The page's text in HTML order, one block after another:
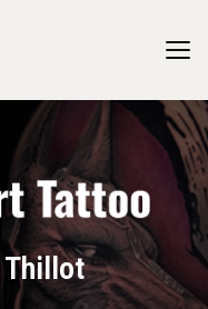
Thillot